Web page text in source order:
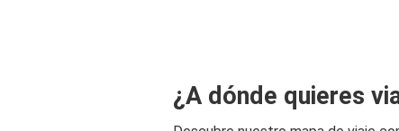
¿A dónde quieres